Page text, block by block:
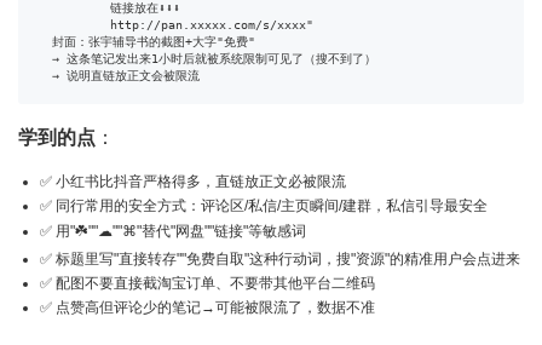
          链接放在⬇️⬇️⬇️
          http://pan.xxxxx.com/s/xxxx"
  封面：张宇辅导书的截图+大字"免费"
  → 这条笔记发出来1小时后就被系统限制可见了（搜不到了）
  → 说明直链放正文会被限流
学到的点 ：
✅ 小红书比抖音严格得多，直链放正文必被限流
✅ 同行常用的安全方式：评论区/私信/主页瞬间/建群，私信引导最安全
✅ 用"☘️""☁""⌘"替代"网盘""链接"等敏感词
✅ 标题里写"直接转存""免费自取"这种行动词，搜"资源"的精准用户会点进来
✅ 配图不要直接截淘宝订单、不要带其他平台二维码
✅ 点赞高但评论少的笔记→可能被限流了，数据不准